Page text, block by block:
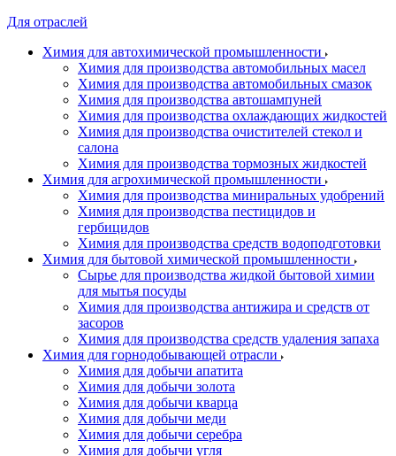
Для отраслей
Химия для автохимической промышленности
Химия для производства автомобильных масел
Химия для производства автомобильных смазок
Химия для производства автошампуней
Химия для производства охлаждающих жидкостей
Химия для производства очистителей стекол и
салона
Химия для производства тормозных жидкостей
Химия для агрохимической промышленности
Химия для производства миниральных удобрений
Химия для производства пестицидов и
гербицидов
Химия для производства средств водоподготовки
Химия для бытовой химической промышленности
Сырье для производства жидкой бытовой химии
для мытья посуды
Химия для производства антижира и средств от
засоров
Химия для производства средств удаления запаха
Химия для горнодобывающей отрасли
Химия для добычи апатита
Химия для добычи золота
Химия для добычи кварца
Химия для добычи меди
Химия для добычи серебра
Химия для добычи угля